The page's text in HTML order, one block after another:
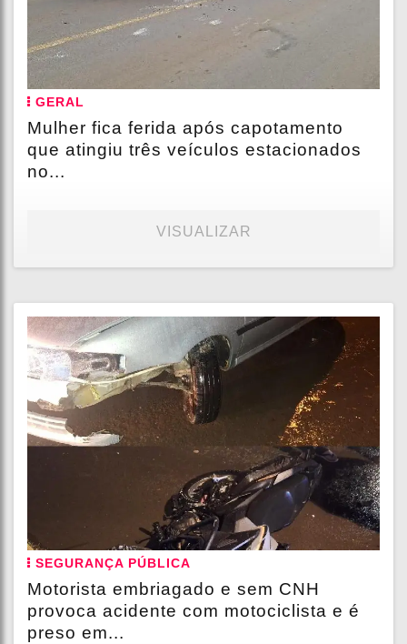
GERAL
Mulher fica ferida após capotamento
que atingiu três veículos estacionados
no...
VISUALIZAR
SEGURANÇA PÚBLICA
Motorista embriagado e sem CNH
provoca acidente com motociclista e é
preso em...